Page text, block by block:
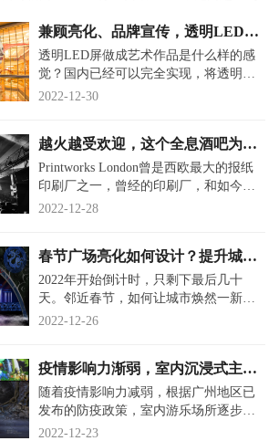
兼顾亮化、品牌宣传，透明LED大
屏又玩出新花样
透明LED屏做成艺术作品是什么样的感
觉？国内已经可以完全实现，将透明的
LED显示屏与建筑体融为一体，形成新
2022-12-30
越火越受欢迎，这个全息酒吧为什
么这么受年轻人追捧？
Printworks London曾是西欧最大的报纸
印刷厂之一，曾经的印刷厂，和如今已
成为英国最受欢迎的电子音乐场，一般
2022-12-28
春节广场亮化如何设计？提升城市
形象，尚品美视打造城市名片
2022年开始倒计时，只剩下最后几十
天。邻近春节，如何让城市焕然一新，
更加有新年味道？首先，从城市的各大
2022-12-26
疫情影响力渐弱，室内沉浸式主题
探秘乐园会不会成本报复性消费的
热门？
随着疫情影响力减弱，根据广州地区已
发布的防疫政策，室内游乐场所逐步开
始正式开启，无需再担忧一次又一次的
2022-12-23